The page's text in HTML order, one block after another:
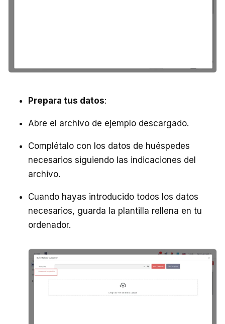
Prepara tus datos:
Abre el archivo de ejemplo descargado.
Complétalo con los datos de huéspedes
necesarios siguiendo las indicaciones del
archivo.
Cuando hayas introducido todos los datos
necesarios, guarda la plantilla rellena en tu
ordenador.